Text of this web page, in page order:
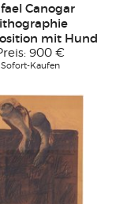
Canogar
mit Hund
900 €
Sofort-Kaufen